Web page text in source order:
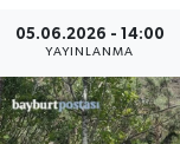
05.06.2026 - 14:00
YAYINLANMA